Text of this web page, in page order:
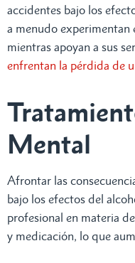
accidentes bajo los
a menudo experimentan
mientras apoyan a sus
enfrentan la pérdida de
Mental
Afrontar las
bajo los efectos del
profesional en materia
y medicación, lo que